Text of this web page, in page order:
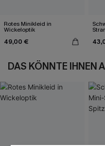
Rotes Minikleid in
Wickeloptik
49,00 €
DAS KÖNNTE IHNEN